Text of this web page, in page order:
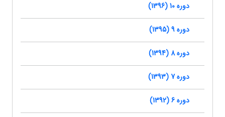
دوره 10 (1396)
دوره 9 (1395)
دوره 8 (1394)
دوره 7 (1393)
دوره 6 (1392)